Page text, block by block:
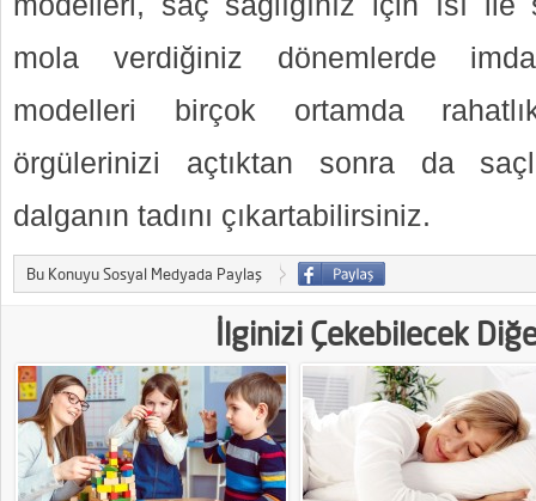
mola verdiğiniz dönemlerde
modelleri birçok ortamda
örgülerinizi açtıktan sonra da
dalganın tadını çıkartabilirsiniz.
Bu Konuyu Sosyal Medyada Paylaş
İlginizi Çekebilecek